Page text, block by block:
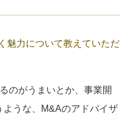
魅力について教えていただ
のがうまいとか、事業開
うな、M&Aのアドバイザ